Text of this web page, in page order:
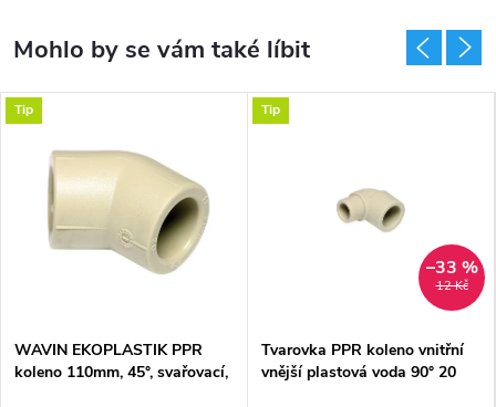
Tip
WAVIN EKOPLASTIK PPR
koleno 110mm, 45°, svařovací,
Tip
12 Kč
–33 %
Tvarovka PPR koleno vnitřní
vnější plastová voda 90° 20